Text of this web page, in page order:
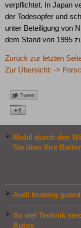
verpflichtet. In Japan
der Todesopfer und
unter Beteiligung von
dem Stand von 1995
Zurück zur letzten
Zur Übersicht: ->
Mobil durch den
Sie über Ihre
Audi braking
So viel Technik
Autos